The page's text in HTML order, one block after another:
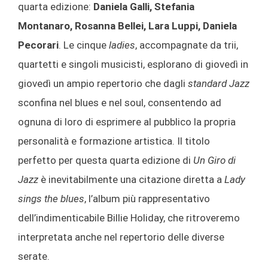
quarta edizione: Daniela Galli, Stefania
Montanaro, Rosanna Bellei, Lara Luppi, Daniela
Pecorari. Le cinque ladies, accompagnate da trii,
quartetti e singoli musicisti, esplorano di giovedì in
giovedì un ampio repertorio che dagli standard Jazz
sconfina nel blues e nel soul, consentendo ad
ognuna di loro di esprimere al pubblico la propria
personalità e formazione artistica. Il titolo
perfetto per questa quarta edizione di Un Giro di
Jazz è inevitabilmente una citazione diretta a Lady
sings the blues, l’album più rappresentativo
dell’indimenticabile Billie Holiday, che ritroveremo
interpretata anche nel repertorio delle diverse
serate.